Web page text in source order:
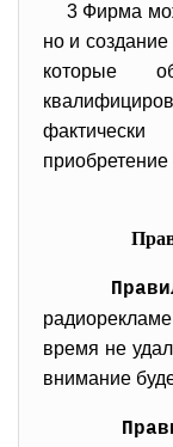
3 Фирма
но и
которые
фактически
время не
внимание